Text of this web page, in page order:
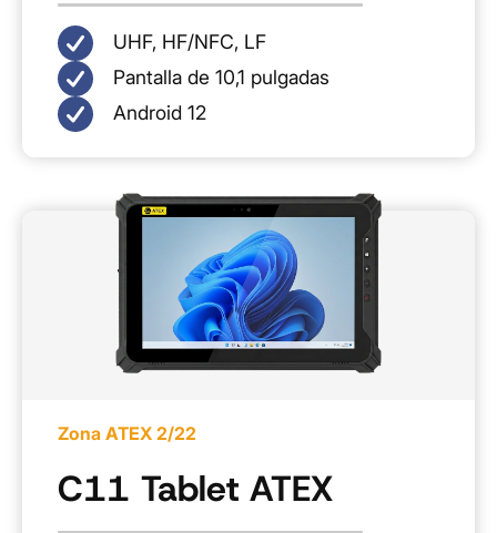
UHF, HF/NFC, LF
Pantalla de 10,1 pulgadas
Android 12
Zona ATEX 2/22
C11 Tablet ATEX